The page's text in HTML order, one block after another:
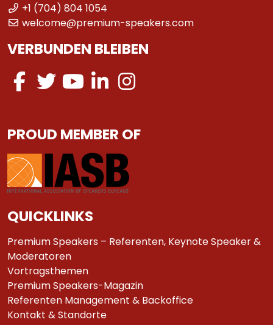
+1 (704) 804 1054
welcome@premium-speakers.com
VERBUNDEN BLEIBEN
PROUD MEMBER OF
QUICKLINKS
Premium Speakers – Referenten, Keynote Speaker &
Moderatoren
Vortragsthemen
Premium Speakers-Magazin
Referenten Management & Backoffice
Kontakt & Standorte